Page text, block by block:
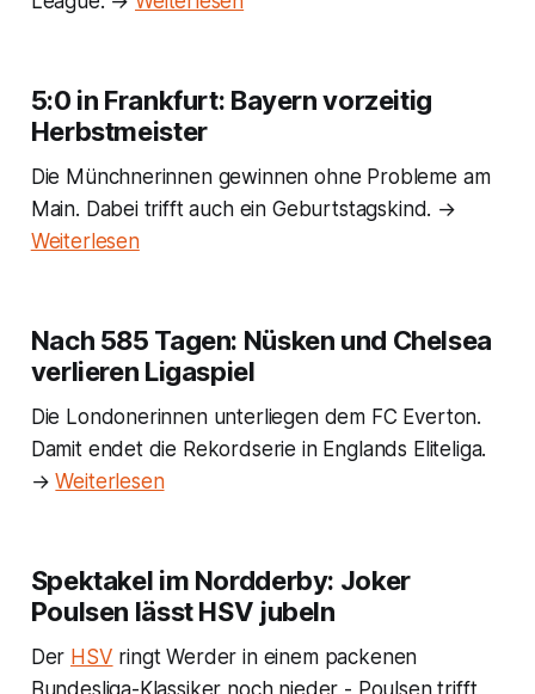
5:0 in Frankfurt: Bayern vorzeitig
Herbstmeister
Die Münchnerinnen gewinnen ohne Probleme am
Main. Dabei trifft auch ein Geburtstagskind. →
Weiterlesen
Nach 585 Tagen: Nüsken und Chelsea
verlieren Ligaspiel
Die Londonerinnen unterliegen dem FC Everton.
Damit endet die Rekordserie in Englands Eliteliga.
→Weiterlesen
Spektakel im Nordderby: Joker
Poulsen lässt HSV jubeln
Der HSV ringt Werder in einem packenen